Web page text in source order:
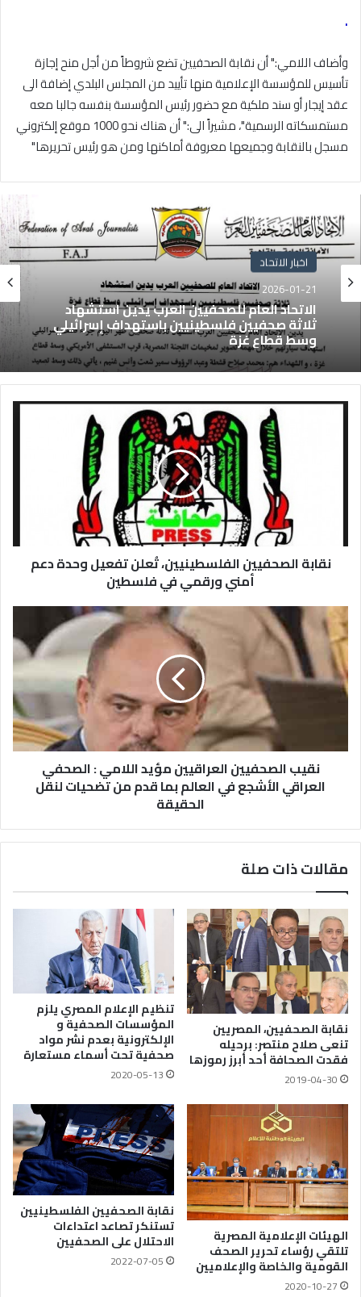
.
وأضاف اللامي:" أن نقابة الصحفيين تضع شروطاً من أجل منح إجازة
تأسيس للمؤسسة الإعلامية منها تأييد من المجلس البلدي إضافة الى
عقد إيجار أو سند ملكية مع حضور رئيس المؤسسة بنفسه جالبا معه
مستمسكاته الرسمية"، مشيراً الى:" أن هناك نحو 1000 موقع إلكتروني
مسجل بالنقابة وجميعها معروفة أماكنها ومن هو رئيس تحريرها"
اخبار الاتحاد
2026-01-21
الاتحاد العام للصحفيين العرب يدين استشهاد
ثلاثة صحفيين فلسطينيين باستهداف إسرائيلي
وسط قطاع غزة
نقابة الصحفيين الفلسطينيين، تُعلن تفعيل وحدة دعم
أمني ورقمي في فلسطين
نقيب الصحفيين العراقيين مؤيد اللامي : الصحفي
العراقي الأشجع في العالم بما قدم من تضحيات لنقل
الحقيقة
مقالات ذات صلة
نقابة الصحفيين، المصريين
تنعى صلاح منتصر: برحيله
فقدت الصحافة أحد أبرز رموزها
2019-04-30
تنظيم الإعلام المصري يلزم
المؤسسات الصحفية و
الإلكترونية بعدم نشر مواد
صحفية تحت أسماء مستعارة
2020-05-13
الهيئات الإعلامية المصرية
تلتقي رؤساء تحرير الصحف
القومية والخاصة والإعلاميين
2020-10-27
نقابة الصحفيين الفلسطينيين
تستنكر تصاعد اعتداءات
الاحتلال على الصحفيين
2022-07-05